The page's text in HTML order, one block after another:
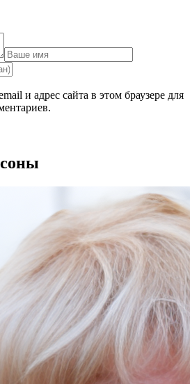
и адрес сайта в этом браузере для